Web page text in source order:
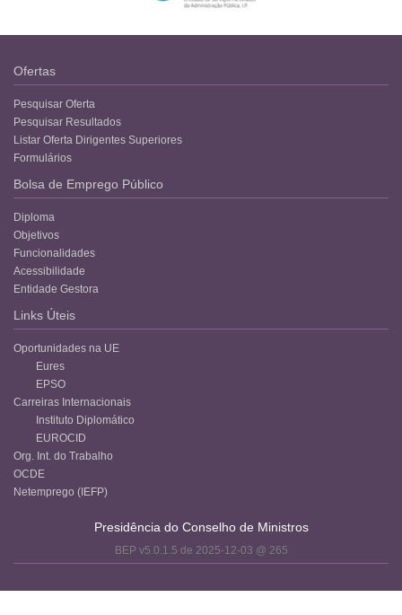
Ofertas
Pesquisar Oferta
Pesquisar Resultados
Listar Oferta Dirigentes Superiores
Formulários
Bolsa de Emprego Público
Diploma
Objetivos
Funcionalidades
Acessibilidade
Entidade Gestora
Links Úteis
Oportunidades na UE
Eures
EPSO
Carreiras Internacionais
Instituto Diplomático
EUROCID
Org. Int. do Trabalho
OCDE
Netemprego (IEFP)
Presidência do Conselho de Ministros
BEP v5.0.1.5 de 2025-12-03 @ 265